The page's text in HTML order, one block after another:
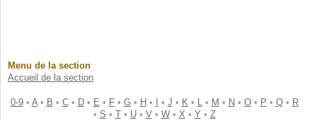
Menu de la section
Accueil de la section
0-9• A• B • C• D• E • F• G • H • • J • K• L• M • N • O• P • Q• R
• S • T• U• V• W• X • Y • Z